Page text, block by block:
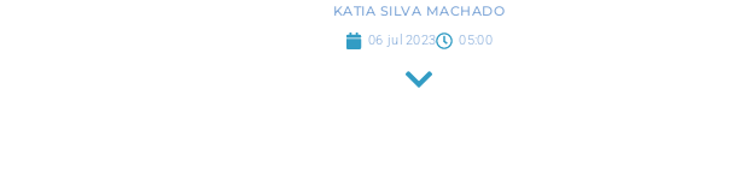
KATIA SILVA MACHADO
06 jul 2023 05:00